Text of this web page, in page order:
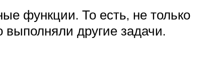
функции. То есть, не только
другие задачи.